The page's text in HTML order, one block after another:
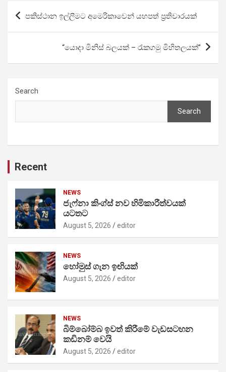
Post
navigation
පකිස්ථාන ඉල්ලීමට අමෙරිකාවෙන් යහපත් ප්‍රතිචාරයක්
“යොදා මිනිස් බලයක් – රැකගමු මිහිතලයක්”
Search
Search
Recent
NEWS
ජැෆ්නා කිංග්ස් නව හිමිකාරීත්වයක්
යටතට
August 5, 2026 editor
NEWS
හෝමුස් ගැන ඉඟියක්
August 5, 2026 editor
NEWS
බිම්බෝම්බ ඉවත් කිරීමේ වැඩසටහන
කඩිනම් වෙයි
August 5, 2026 editor